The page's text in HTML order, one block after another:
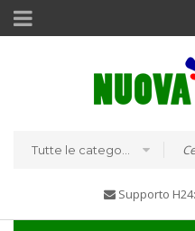
Supporto